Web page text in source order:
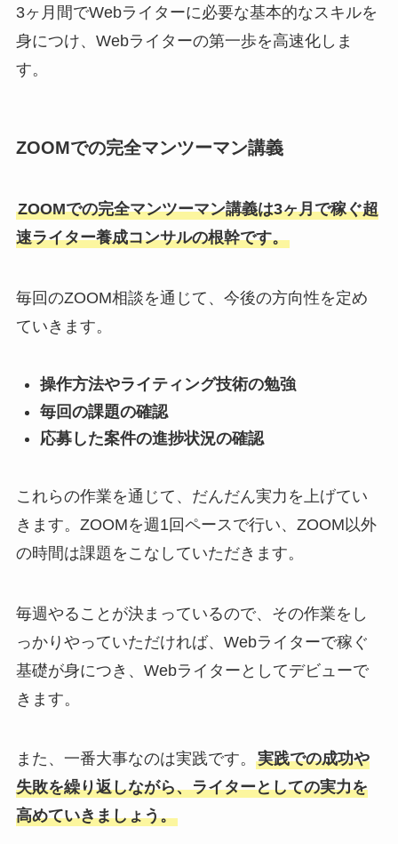
3ヶ月間でWebライターに必要な基本的なスキルを
身につけ、Webライターの第一歩を高速化しま
す。
ZOOMでの完全マンツーマン講義
ZOOMでの完全マンツーマン講義は3ヶ月で稼ぐ超
速ライター養成コンサルの根幹です。
毎回のZOOM相談を通じて、今後の方向性を定め
ていきます。
操作方法やライティング技術の勉強
毎回の課題の確認
応募した案件の進捗状況の確認
これらの作業を通じて、だんだん実力を上げてい
きます。ZOOMを週1回ペースで行い、ZOOM以外
の時間は課題をこなしていただきます。
毎週やることが決まっているので、その作業をし
っかりやっていただければ、Webライターで稼ぐ
基礎が身につき、Webライターとしてデビューで
きます。
また、一番大事なのは実践です。 実践での成功や
失敗を繰り返しながら、ライターとしての実力を
高めていきましょう。